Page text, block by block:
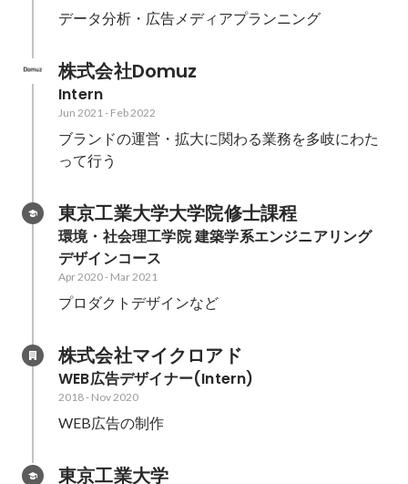
データ分析・広告メディアプランニング
株式会社Domuz
Intern
Jun 2021- Feb 2022
ブランドの運営・拡大に関わる業務を多岐にわた
って行う
東京工業大学大学院修士課程
環境・社会理工学院 建築学系エンジニアリング
デザインコース
Apr 2020- Mar 2021
プロダクトデザインなど
株式会社マイクロアド
WEB広告デザイナー(Intern)
2018- Nov 2020
WEB広告の制作
東京工業大学